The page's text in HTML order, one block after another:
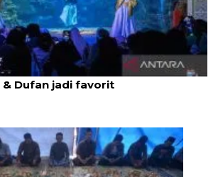
kunjungan selama libur
& Dufan jadi favorit